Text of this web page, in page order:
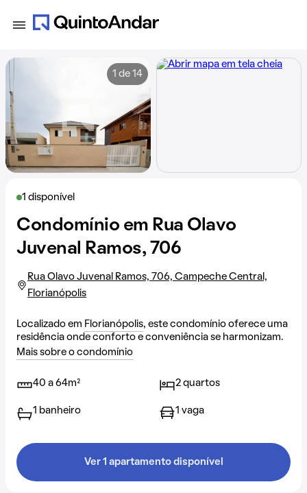
1 disponível
Condomínio em Rua Olavo
Juvenal Ramos, 706
Rua Olavo Juvenal Ramos, 706, Campeche Central,
Florianópolis
Localizado em Florianópolis, este condomínio oferece uma
residência onde conforto e conveniência se harmonizam.
Mais sobre o condomínio
40 a 64m² 2 quartos
1 banheiro 1 vaga
Ver 1 apartamento disponível
1 de 14